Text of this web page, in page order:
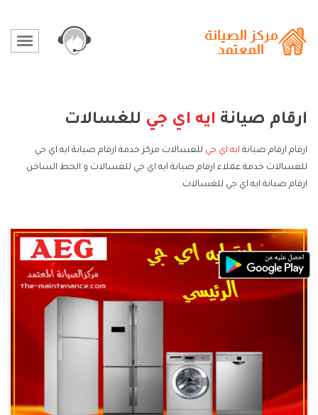
ارقام صيانة ايه اي جي للغسالات
ارقام ارقام صيانة ايه اي جي للغسالات مركز خدمة ارقام صيانة ايه اي جي
للغسالات خدمة عملاء ارقام صيانة ايه اي جي للغسالات و الخط الساخن
ارقام صيانة ايه اي جي للغسالات.